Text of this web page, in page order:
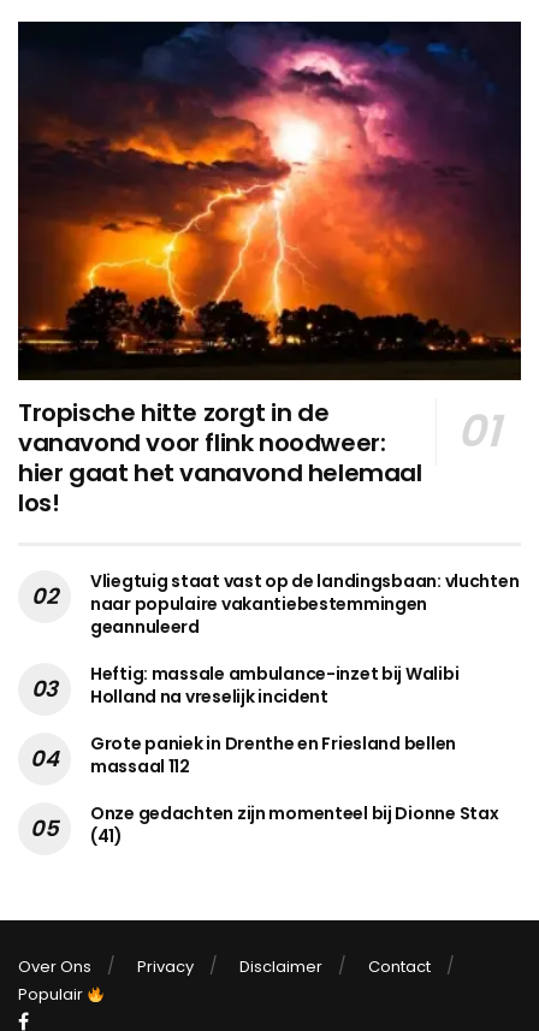
Tropische hitte zorgt in de
vanavond voor flink noodweer:
hier gaat het vanavond helemaal
los!
Vliegtuig staat vast op de landingsbaan: vluchten
naar populaire vakantiebestemmingen
geannuleerd
Heftig: massale ambulance-inzet bij Walibi
Holland na vreselijk incident
Grote paniek in Drenthe en Friesland bellen
massaal 112
Onze gedachten zijn momenteel bij Dionne Stax
(41)
Over Ons Privacy Disclaimer
Contact
Populair